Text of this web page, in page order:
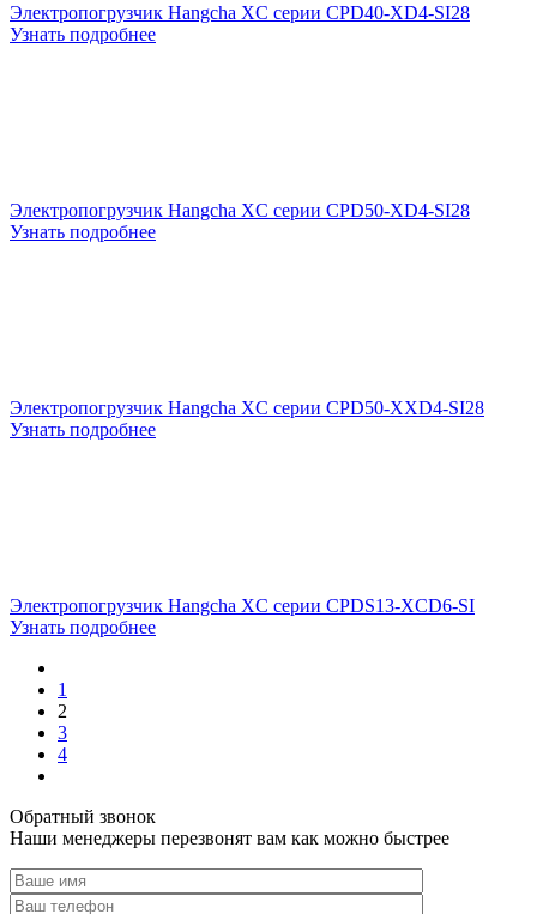
Электропогрузчик Hangcha XC серии CPD40-XD4-SI28
Узнать подробнее
Электропогрузчик Hangcha XC серии CPD50-XD4-SI28
Узнать подробнее
Электропогрузчик Hangcha XC серии CPD50-XXD4-SI28
Узнать подробнее
Электропогрузчик Hangcha XC серии CPDS13-XCD6-SI
Узнать подробнее
1
2
3
4
Обратный звонок
Наши менеджеры перезвонят вам как можно быстрее